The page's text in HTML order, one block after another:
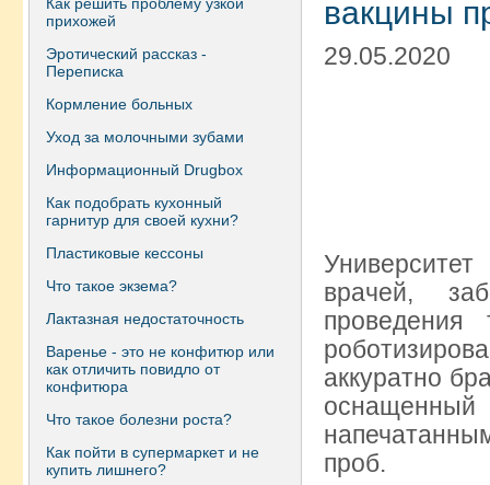
прихожей
Эротический рассказ -
Переписка
Кормление больных
Уход за молочными зубами
Информационный Drugbox
Как подобрать кухонный
гарнитур для своей кухни?
Пластиковые кессоны
Что такое экзема?
Лактазная недостаточность
Варенье - это не конфитюр или
как отличить повидло от
конфитюра
Что такое болезни роста?
Как пойти в супермаркет и не
купить лишнего?
вакцины
29.05.2020
врачей,
аккуратно
проб.